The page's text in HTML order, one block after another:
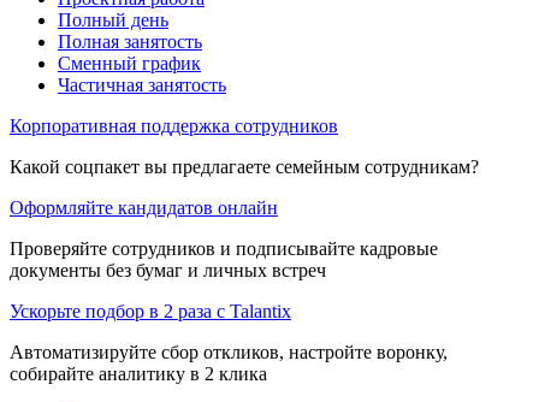
Полный день
Полная занятость
Сменный график
Частичная занятость
Корпоративная поддержка сотрудников
Какой соцпакет вы предлагаете семейным сотрудникам?
Оформляйте кандидатов онлайн
Проверяйте сотрудников и подписывайте кадровые
документы без бумаг и личных встреч
Ускорьте подбор в 2 раза с Talantix
Автоматизируйте сбор откликов, настройте воронку,
собирайте аналитику в 2 клика